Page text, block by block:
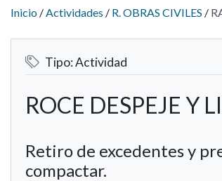
Inicio /Actividades / R. OBRAS CIVILES /
Tipo:Actividad
ROCE DESPEJE Y
Retiro de excedentes y
compactar.